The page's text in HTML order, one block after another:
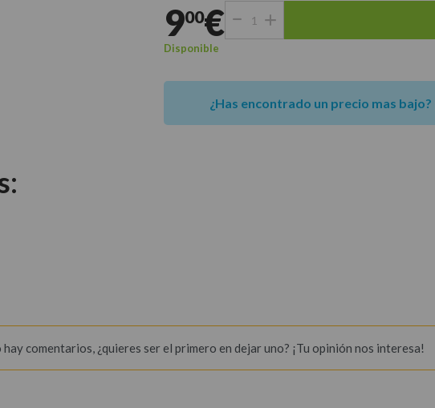
900€
Disponible
¿Has encontrado un precio mas bajo?
hay comentarios, ¿quieres ser el primero en dejar uno? ¡Tu opinión nos interesa!